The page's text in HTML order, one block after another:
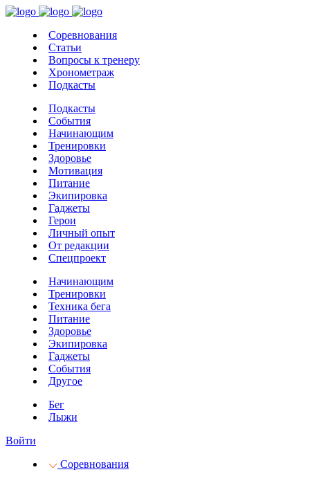
Соревнования
Статьи
Вопросы к тренеру
Хронометраж
Подкасты
Подкасты
События
Начинающим
Тренировки
Здоровье
Мотивация
Питание
Экипировка
Гаджеты
Герои
Личный опыт
От редакции
Спецпроект
Начинающим
Тренировки
Техника бега
Питание
Здоровье
Экипировка
Гаджеты
События
Другое
Бег
Лыжи
Войти
Соревнования